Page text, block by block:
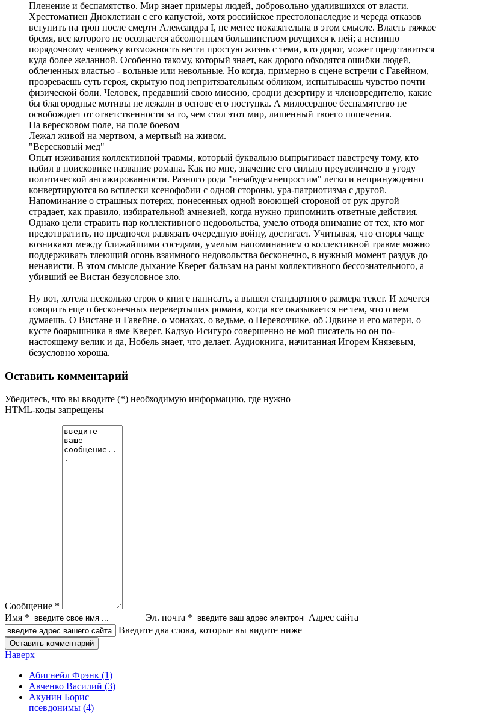
Пленение и беспамятство. Мир знает примеры людей, добровольно удалившихся от власти.
Хрестоматиен Диоклетиан с его капустой, хотя российское престолонаследие и череда отказов
вступить на трон после смерти Александра I, не менее показательна в этом смысле. Власть тяжкое
бремя, вес которого не осознается абсолютным большинством рвущихся к ней; а истинно
порядочному человеку возможность вести простую жизнь с теми, кто дорог, может представиться
куда более желанной. Особенно такому, который знает, как дорого обходятся ошибки людей,
облеченных властью - вольные или невольные. Но когда, примерно в сцене встречи с Гавейном,
прозреваешь суть героя, скрытую под непритязательным обликом, испытываешь чувство почти
физической боли. Человек, предавший свою миссию, сродни дезертиру и членовредителю, какие
бы благородные мотивы не лежали в основе его поступка. А милосердное беспамятство не
освобождает от ответственности за то, чем стал этот мир, лишенный твоего попечения.
На вересковом поле, на поле боевом
Лежал живой на мертвом, а мертвый на живом.
"Вересковый мед"
Опыт изживания коллективной травмы, который буквально выпрыгивает навстречу тому, кто
набил в поисковике название романа. Как по мне, значение его сильно преувеличено в угоду
политической ангажированности. Разного рода "незабудемнепростим" легко и непринужденно
конвертируются во всплески ксенофобии с одной стороны, ура-патриотизма с другой.
Напоминание о страшных потерях, понесенных одной воюющей стороной от рук другой
страдает, как правило, избирательной амнезией, когда нужно припомнить ответные действия.
Однако цели стравить пар коллективного недовольства, умело отводя внимание от тех, кто мог
предотвратить, но предпочел развязать очередную войну, достигает. Учитывая, что споры чаще
возникают между ближайшими соседями, умелым напоминанием о коллективной травме можно
поддерживать тлеющий огонь взаимного недовольства бесконечно, в нужный момент раздув до
ненависти. В этом смысле дыхание Кверег бальзам на раны коллективного бессознательного, а
убивший ее Вистан безусловное зло.
Ну вот, хотела несколько строк о книге написать, а вышел стандартного размера текст. И хочется
говорить еще о бесконечных перевертышах романа, когда все оказывается не тем, что о нем
думаешь. О Вистане и Гавейне. о монахах, о ведьме, о Перевозчике. об Эдвине и его матери, о
кусте боярышника в яме Кверег. Кадзуо Исигуро совершенно не мой писатель но он по-
настоящему велик и да, Нобель знает, что делает. Аудиокнига, начитанная Игорем Князевым,
безусловно хороша.
Оставить комментарий
Убедитесь, что вы вводите (*) необходимую информацию, где нужно
HTML-коды запрещены
Сообщение *
Имя *
Эл. почта *
Адрес сайта
Введите два слова, которые вы видите ниже
Наверх
Абигнейл Фрэнк (1)
Авченко Василий (3)
Акунин Борис +
псевдонимы (4)